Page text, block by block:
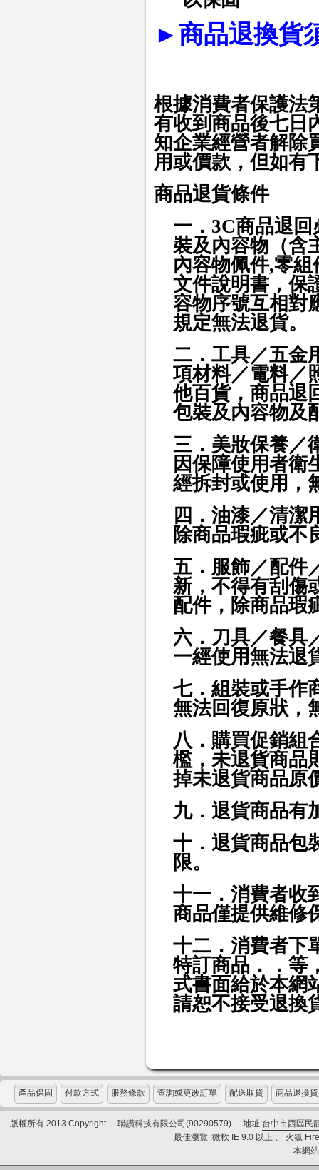
►商品退換貨
根據消費者保護法
有收到商品後七日
知企業經營者解除
用或價款，但如有
商品退貨條件
一．3C商品退回
裝及內容物（含
內容物佩件,零
文件說明書，保
容物序號互相對
規定無法退貨。
二．工具／五金
項材料／電料／
他百貨，商品退
包裝及內容物及
三．美妝保養／
因保障使用者衛
經拆封或使用，
四．油漆／清潔
除商品瑕疵或不
五．服飾／配件
新，不得有刮傷
配件，除商品瑕
六．刀具／餐具
一經使用無法退
七．組裝或手作
無法回復原狀，
八．購買促銷組
檻，未退貨商品
掉未退貨商品原
九．退貨商品有
十．退貨商品包
限。
十一．消費者收
商品僅提供維修
十二．消費者下
特訂商品．．等
式書面給於本網
請恕不接受退換
產品保固 付款方式 服務條款 查詢或更改訂單 配送取貨 商品退換貨
版權所有 2013 Copyright 聯讚科技有限公司(90290579) 地址:台中市西區民
最佳瀏覽 :微軟 IE 9.0 以上 、 火狐
本網